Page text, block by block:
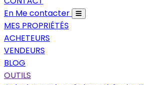
En Me contacter
MES PROPRIÉTÉS
ACHETEURS
VENDEURS
BLOG
OUTILS